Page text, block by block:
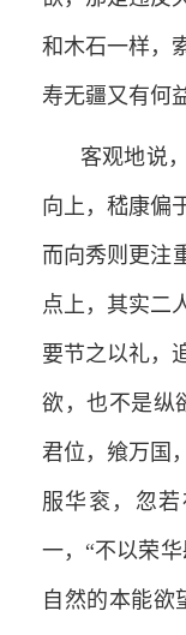
和木石一样，
寿无疆又有何
客观地说
向上，嵇康偏
而向秀则更注
点上，其实二
要节之以礼，
欲，也不是纵
君位，飨万国
服华衮，忽
一，“不以荣
自然的本能欲